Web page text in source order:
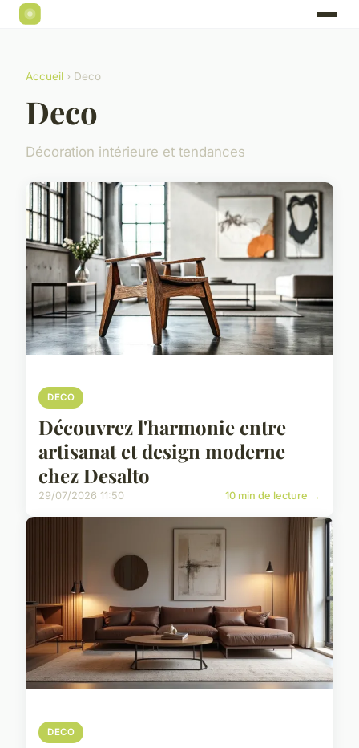
Accueil › Deco
Deco
Décoration intérieure et tendances
DECO
Découvrez l'harmonie entre
artisanat et design moderne
chez Desalto
29/07/2026 11:50 10 min de lecture →
DECO